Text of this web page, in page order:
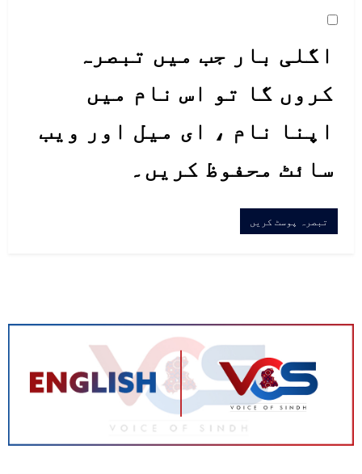
اگلی بار جب میں تبصرہ
کروں گا تو اس نام میں
اپنا نام ، ای میل اور ویب
سائٹ محفوظ کریں۔